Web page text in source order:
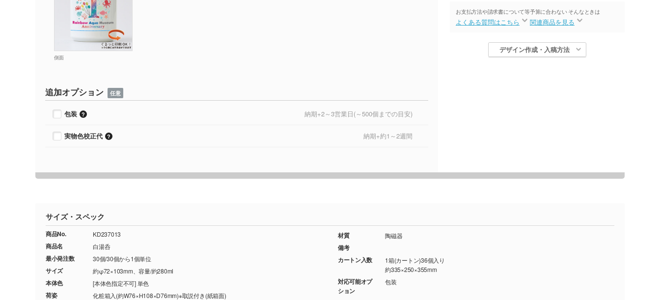
側面
追加オプション 任意
包装 納期+2～3営業日(～500個までの目安)
実物色校正代 納期+約1～2週間
お支払方法や請求書について等
よくある質問はこちら
予算に合わない そんなときは
関連商品を見る
デザイン作成・入稿方法
サイズ・スペック
商品No. KD237013
商品名 白湯呑
最小発注数 30個/30個から1個単位
サイズ 約φ72×103mm、容量/約280ml
本体色 [本体色指定不可] 単色
荷姿 化粧箱入(約W76×H108×D76mm)※取説付き(紙箱面)
材質 陶磁器
備考
カートン入数
1箱(カートン)36個入り
約335×250×355mm
対応可能オプ
ション
包装